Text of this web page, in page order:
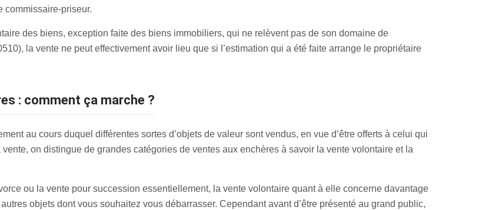
commissaire-priseur.
des biens, exception faite des biens immobiliers, qui ne relèvent pas de son domaine de
la vente ne peut effectivement avoir lieu que si l’estimation qui a été faite arrange le propriétaire
: comment ça marche ?
au cours duquel différentes sortes d’objets de valeur sont vendus, en vue d’être offerts à celui qui
on distingue de grandes catégories de ventes aux enchères à savoir la vente volontaire et la
ou la vente pour succession essentiellement, la vente volontaire quant à elle concerne davantage
objets dont vous souhaitez vous débarrasser. Cependant avant d’être présenté au grand public,